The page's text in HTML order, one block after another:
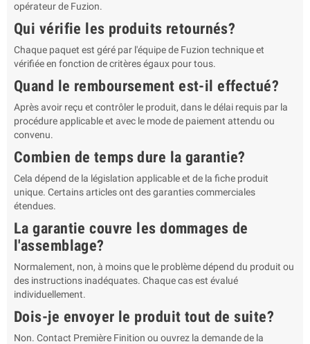
opérateur de Fuzion.
Qui vérifie les produits retournés?
Chaque paquet est géré par l'équipe de Fuzion technique et
vérifiée en fonction de critères égaux pour tous.
Quand le remboursement est-il effectué?
Après avoir reçu et contrôler le produit, dans le délai requis par la
procédure applicable et avec le mode de paiement attendu ou
convenu.
Combien de temps dure la garantie?
Cela dépend de la législation applicable et de la fiche produit
unique. Certains articles ont des garanties commerciales
étendues.
La garantie couvre les dommages de
l'assemblage?
Normalement, non, à moins que le problème dépend du produit ou
des instructions inadéquates. Chaque cas est évalué
individuellement.
Dois-je envoyer le produit tout de suite?
Non. Contact Première Finition ou ouvrez la demande de la